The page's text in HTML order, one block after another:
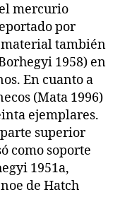
mercurio
por
material también
1958) en
En cuanto a
(Mata 1996)
ejemplares.
superior
como soporte
1951a,
de Hatch